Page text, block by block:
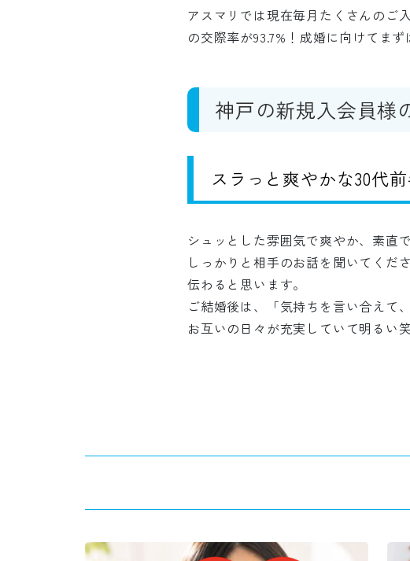
アスマリでは現在毎月たくさんのご
の交際率が93.7%！成婚に向けてまず
神戸の新規入会員様
スラっと爽やかな30代
シュッとした雰囲気で爽やか、素直
しっかりと相手のお話を聞いてくだ
伝わると思います。
ご結婚後は、「気持ちを言い合えて
お互いの日々が充実していて明るい